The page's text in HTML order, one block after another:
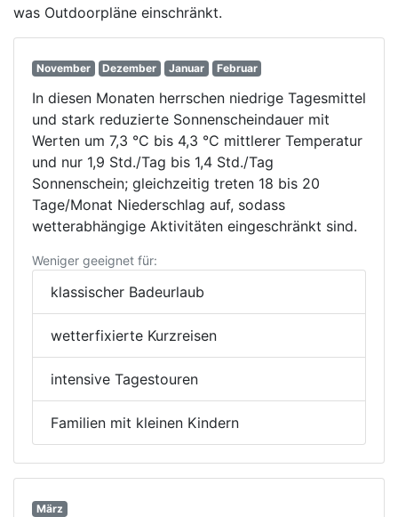
was Outdoorpläne einschränkt.
November Dezember Januar Februar
In diesen Monaten herrschen niedrige Tagesmittel
und stark reduzierte Sonnenscheindauer mit
Werten um 7,3 °C bis 4,3 °C mittlerer Temperatur
und nur 1,9 Std./Tag bis 1,4 Std./Tag
Sonnenschein; gleichzeitig treten 18 bis 20
Tage/Monat Niederschlag auf, sodass
wetterabhängige Aktivitäten eingeschränkt sind.
Weniger geeignet für:
klassischer Badeurlaub
wetterfixierte Kurzreisen
intensive Tagestouren
Familien mit kleinen Kindern
März